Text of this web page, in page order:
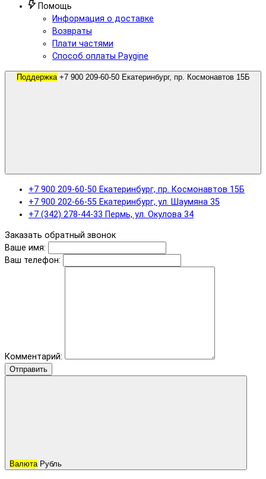
Помощь
Информация о доставке
Возвраты
Плати частями
Способ оплаты Paygine
Поддержка
+7 900 209-60-50 Екатеринбург, пр. Космонавтов 15Б
+7 900 202-66-55 Екатеринбург, ул. Шаумяна 35
+7 (342) 278-44-33 Пермь, ул. Окулова 34
Заказать обратный звонок
Ваше имя:
Ваш телефон:
Комментарий:
Отправить
Валюта Рубль